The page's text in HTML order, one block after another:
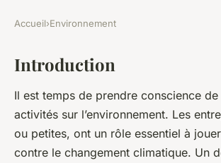
Comment développer
programme de
carbone pour les
entreprises locales ?
Accueil›Environnement
Introduction
Il est temps de prendre conscience de
activités sur l’environnement. Les
ou petites, ont un rôle essentiel à
contre le changement climatique. Un